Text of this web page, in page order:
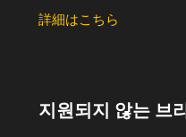
詳細はこちら
지원되지 않는 브